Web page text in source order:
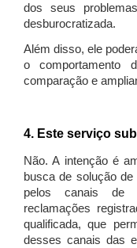
dos seus
desburocratizada.
Além disso, ele
o comportamento
comparação e
4. Este serviço
Não. A intenção é
busca de solução
pelos canais de
reclamações
qualificada, que
desses canais das